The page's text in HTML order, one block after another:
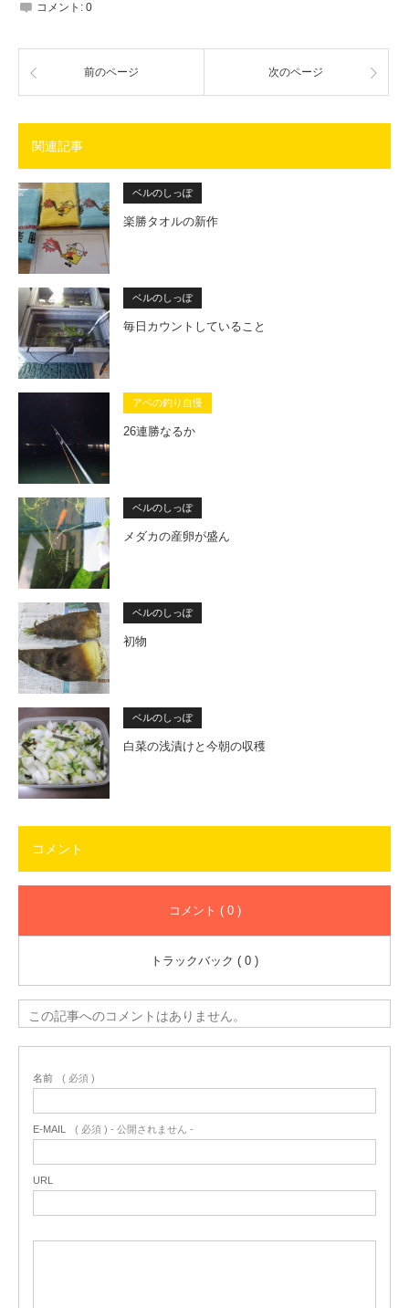
コメント: 0
前のページ 次のページ
関連記事
ベルのしっぽ
楽勝タオルの新作
ベルのしっぽ
毎日カウントしていること
アベの釣り自慢
26連勝なるか
ベルのしっぽ
メダカの産卵が盛ん
ベルのしっぽ
初物
ベルのしっぽ
白菜の浅漬けと今朝の収穫
コメント
コメント ( 0 )
トラックバック ( 0 )
この記事へのコメントはありません。
名前 ( 必須 )
E-MAIL ( 必須 ) - 公開されません -
URL